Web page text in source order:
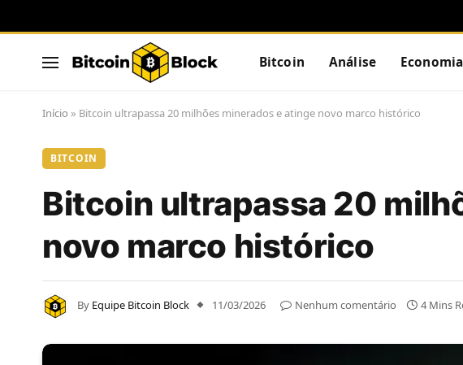
Bitcoin Análise Economia
Início » Bitcoin ultrapassa 20 milhões minerados e atinge novo marco histórico
BITCOIN
Bitcoin ultrapassa 20
novo marco histórico
By Equipe Bitcoin Block 11/03/2026 Nenhum comentário 4 Mins